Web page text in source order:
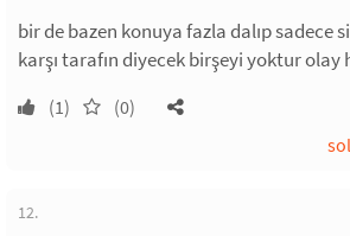
bir de bazen konuya fazla dalıp sadece
karşı tarafın diyecek birşeyi yoktur olay
(1) (0)
12.